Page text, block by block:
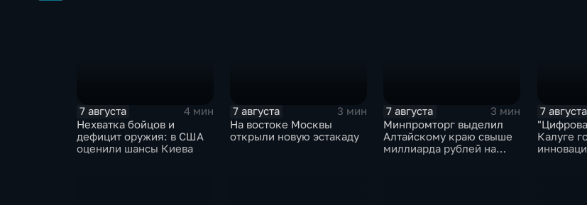
7 августа
4 мин
Нехватка бойцов и
дефицит оружия: в США
оценили шансы Киева
7 августа
3 мин
На востоке Москвы
открыли новую эстакаду
7 августа
3 мин
Минпромторг выделил
Алтайскому краю свыше
миллиарда рублей на
7 августа
Калуге